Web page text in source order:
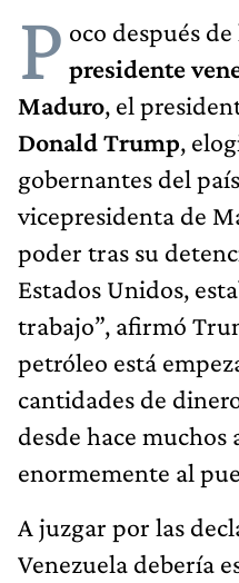
P oco después
presidente
Maduro, el
Donald Trump,
gobernantes del
vicepresidenta de
poder tras su
Estados Unidos,
trabajo”, afirmó
petróleo está
cantidades de
desde hace
enormemente al
A juzgar por las
Venezuela debería